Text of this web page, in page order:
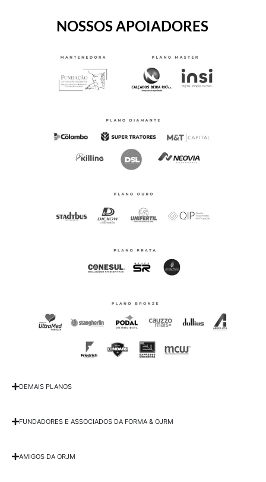
NOSSOS APOIADORES
DEMAIS PLANOS
FUNDADORES E ASSOCIADOS DA FORMA & OJRM
AMIGOS DA ORJM